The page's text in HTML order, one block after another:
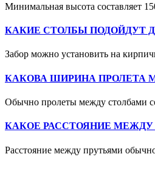
Минимальная высота составляет
КАКИЕ СТОЛБЫ ПОДОЙДУТ
Забор можно установить на
КАКОВА ШИРИНА ПРОЛЕТА
Обычно пролеты между столбами
КАКОЕ РАССТОЯНИЕ МЕЖДУ
Расстояние между прутьями